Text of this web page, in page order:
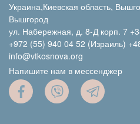
Украина,Киевская область,
Вышгород
ул. Набережная, д. 8-Д корп. 7
+972 (55) 940 04 52 (Израиль)
info@vtkosnova.org
Напишите нам в мессенджер